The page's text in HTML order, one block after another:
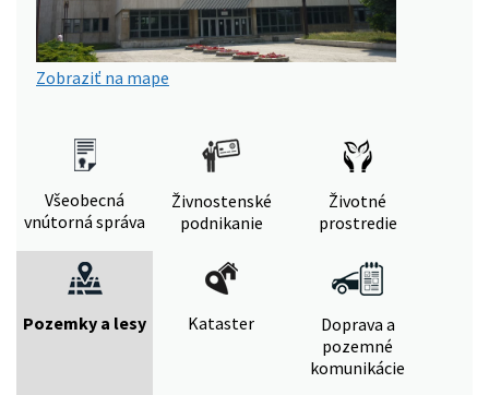
Zobraziť na mape
Všeobecná
vnútorná správa
Živnostenské
podnikanie
Životné
prostredie
Pozemky a lesy Kataster
Doprava a
pozemné
komunikácie